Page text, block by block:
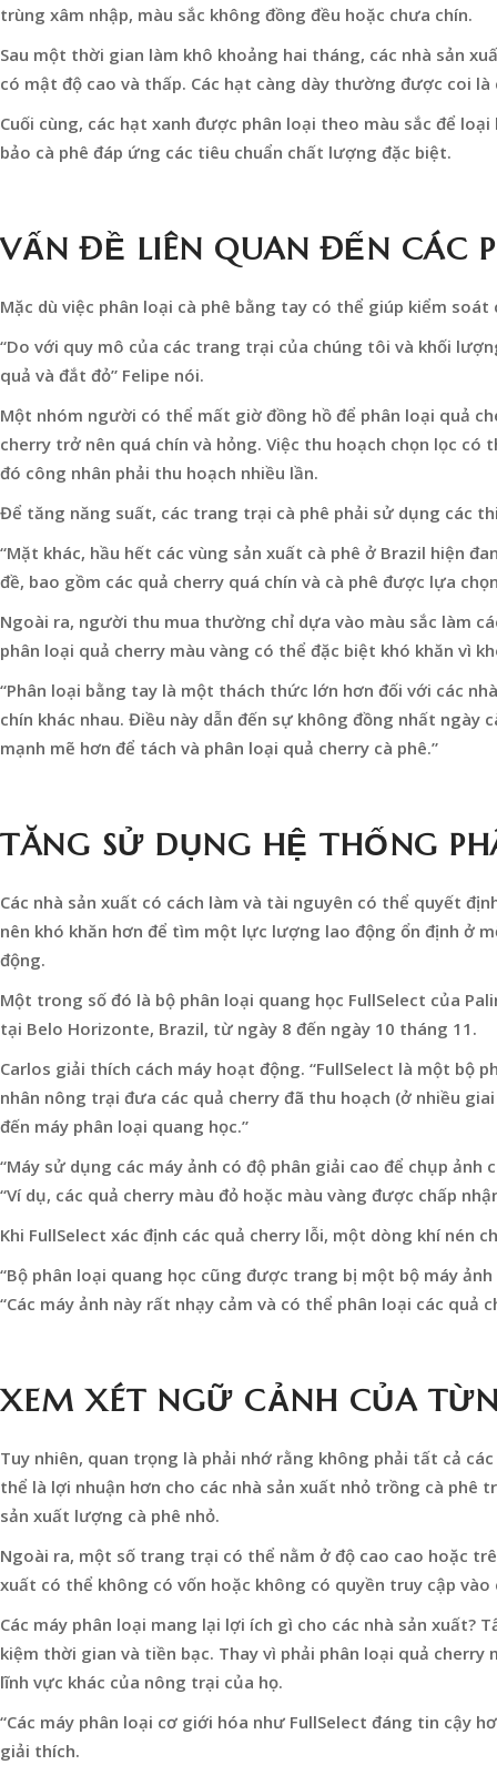
trùng xâm nhập, màu sắc không đồng đều hoặc chưa chín.
Sau một thời gian làm khô khoảng hai tháng, các nhà sản
có mật độ cao và thấp. Các hạt càng dày thường được coi
Cuối cùng, các hạt xanh được phân loại theo màu sắc để
bảo cà phê đáp ứng các tiêu chuẩn chất lượng đặc biệt.
VẤN ĐỀ LIÊN QUAN ĐẾN CÁC
Mặc dù việc phân loại cà phê bằng tay có thể giúp kiểm
“Do với quy mô của các trang trại của chúng tôi và khối
quả và đắt đỏ” Felipe nói.
Một nhóm người có thể mất giờ đồng hồ để phân loại quả
cherry trở nên quá chín và hỏng. Việc thu hoạch chọn lọc
đó công nhân phải thu hoạch nhiều lần.
Để tăng năng suất, các trang trại cà phê phải sử dụng các
“Mặt khác, hầu hết các vùng sản xuất cà phê ở Brazil hiện
đề, bao gồm các quả cherry quá chín và cà phê được lựa
Ngoài ra, người thu mua thường chỉ dựa vào màu sắc làm
phân loại quả cherry màu vàng có thể đặc biệt khó khăn vì
“Phân loại bằng tay là một thách thức lớn hơn đối với các
chín khác nhau. Điều này dẫn đến sự không đồng nhất ngày
mạnh mẽ hơn để tách và phân loại quả cherry cà phê.”
TĂNG SỬ DỤNG HỆ THỐNG
Các nhà sản xuất có cách làm và tài nguyên có thể quyết
nên khó khăn hơn để tìm một lực lượng lao động ổn định ở
động.
Một trong số đó là bộ phân loại quang học FullSelect của
tại Belo Horizonte, Brazil, từ ngày 8 đến ngày 10 tháng 11.
Carlos giải thích cách máy hoạt động. “FullSelect là một bộ
nhân nông trại đưa các quả cherry đã thu hoạch (ở nhiều
đến máy phân loại quang học.”
“Máy sử dụng các máy ảnh có độ phân giải cao để chụp
“Ví dụ, các quả cherry màu đỏ hoặc màu vàng được chấp
Khi FullSelect xác định các quả cherry lỗi, một dòng khí nén
“Bộ phân loại quang học cũng được trang bị một bộ máy
“Các máy ảnh này rất nhạy cảm và có thể phân loại các
XEM XÉT NGỮ CẢNH CỦA
Tuy nhiên, quan trọng là phải nhớ rằng không phải tất cả
thể là lợi nhuận hơn cho các nhà sản xuất nhỏ trồng cà phê
sản xuất lượng cà phê nhỏ.
Ngoài ra, một số trang trại có thể nằm ở độ cao cao hoặc
xuất có thể không có vốn hoặc không có quyền truy cập
Các máy phân loại mang lại lợi ích gì cho các nhà sản
kiệm thời gian và tiền bạc. Thay vì phải phân loại quả
lĩnh vực khác của nông trại của họ.
“Các máy phân loại cơ giới hóa như FullSelect đáng tin cậy
giải thích.